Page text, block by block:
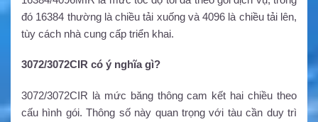
đó 16384 thường là chiều tải xuống và 4096 là chiều tải lên,
tùy cách nhà cung cấp triển khai.
3072/3072CIR có ý nghĩa gì?
3072/3072CIR là mức băng thông cam kết hai chiều theo
cấu hình gói. Thông số này quan trọng với tàu cần duy trì